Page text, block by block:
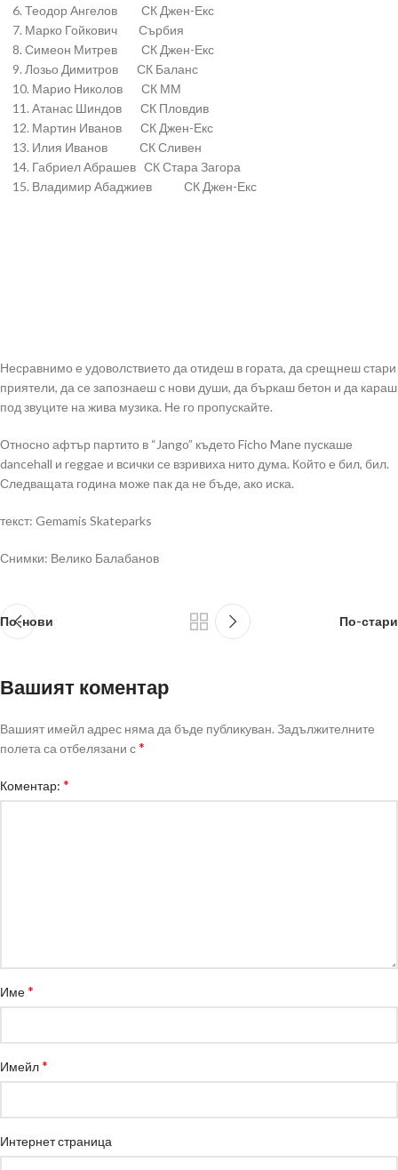
6. Теодор Ангелов СК Джен-Екс
7. Марко Гойкович Сърбия
8. Симеон Митрев СК Джен-Екс
9. Лозьо Димитров СК Баланс
10. Марио Николов СК ММ
11. Атанас Шиндов СК Пловдив
12. Мартин Иванов СК Джен-Екс
13. Илия Иванов СК Сливен
14. Габриел Абрашев СК Стара Загора
15. Владимир Абаджиев СК Джен-Екс
Несравнимо е удоволствието да отидеш в гората, да срещнеш стари
приятели, да се запознаеш с нови души, да бъркаш бетон и да караш
под звуците на жива музика. Не го пропускайте.
Относно афтър партито в “Jango” където Ficho Mane пускаше
dancehall и reggae и всички се взривиха нито дума. Който е бил, бил.
Следващата година може пак да не бъде, ако иска.
текст: Gemamis Skateparks
Снимки: Велико Балабанов
По-нови По-стари
Вашият коментар
Вашият имейл адрес няма да бъде публикуван. Задължителните
полета са отбелязани с*
Коментар: *
Име*
Имейл*
Интернет страница